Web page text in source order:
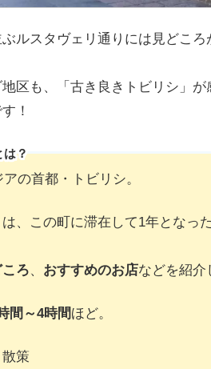
ルスタヴェリ通りには見どころ
区も、「古き良きトビリシ」
！
は？
の首都・トビリシ。
、この町に滞在して1年となっ
ろ、 おすすめのお店などを紹介
間～4時間ほど。
策